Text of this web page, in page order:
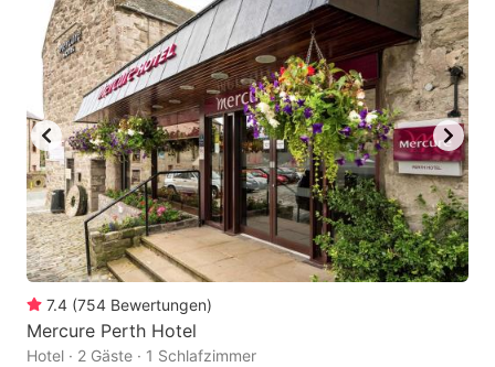
7.4 (754 Bewertungen)
Mercure Perth Hotel
Hotel · 2 Gäste · 1 Schlafzimmer